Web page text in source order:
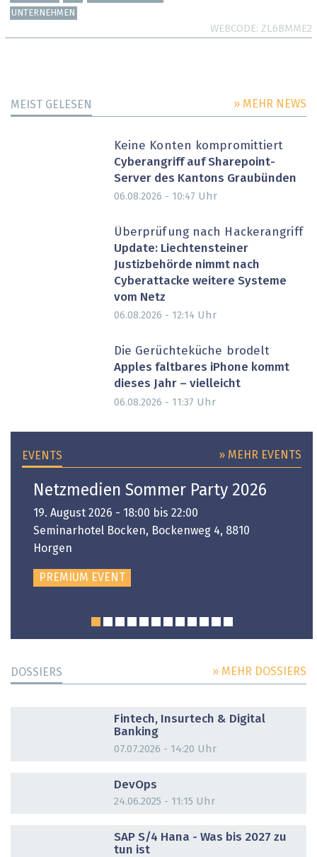
UNTERNEHMEN
WEBCODE ZL6BMME2
MEIST GELESEN » MEHR NEWS
Keine Konten kompromittiert
Cyberangriff auf Sharepoint-
Server des Kantons Graubünden
06.08.2026 - 10:47 Uhr
Überprüfung nach Hackerangriff
Update: Liechtensteiner
Justizbehörde nimmt nach
Cyberattacke weitere Systeme
vom Netz
06.08.2026 - 12:14 Uhr
Die Gerüchteküche brodelt
Apples faltbares iPhone kommt
dieses Jahr – vielleicht
06.08.2026 - 11:37 Uhr
EVENTS » MEHR EVENTS
Netzmedien Sommer Party 2026
19. August 2026 - 18:00 bis 22:00
Seminarhotel Bocken, Bockenweg 4, 8810
Horgen
PREMIUM EVENT
DOSSIERS » MEHR DOSSIERS
Fintech, Insurtech & Digital
Banking
07.07.2026 - 14:20 Uhr
DevOps
24.06.2025 - 11:15 Uhr
SAP S/4 Hana - Was bis 2027 zu
tun ist